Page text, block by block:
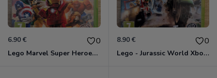
6.90 € 0
Lego Marvel Super Heroes Xbox 360
8.90 € 0
Lego - Jurassic World Xbox 360